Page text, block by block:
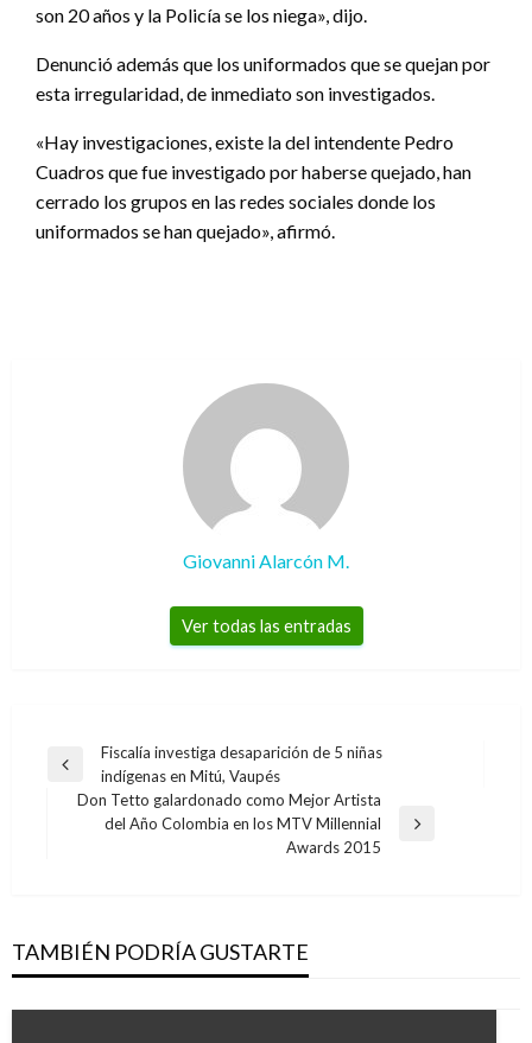
son 20 años y la Policía se los niega», dijo.
Denunció además que los uniformados que se quejan por
esta irregularidad, de inmediato son investigados.
«Hay investigaciones, existe la del intendente Pedro
Cuadros que fue investigado por haberse quejado, han
cerrado los grupos en las redes sociales donde los
uniformados se han quejado», afirmó.
Giovanni Alarcón M.
Ver todas las entradas
Navegación
entradas
Entrada
anterior
Fiscalía investiga desaparición de 5 niñas
indígenas en Mitú, Vaupés
Entrada
Don Tetto galardonado como Mejor Artista
del Año Colombia en los MTV Millennial
Awards 2015
TAMBIÉN PODRÍA GUSTARTE